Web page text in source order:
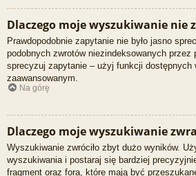
Dlaczego moje wyszukiwanie nie
Prawdopodobnie zapytanie nie było jasno
podobnych zwrotów niezindeksowanych przez
sprecyzuj zapytanie – użyj funkcji dostępnych
zaawansowanym.
Na górę
Dlaczego moje wyszukiwanie
Wyszukiwanie zwróciło zbyt dużo wyników.
wyszukiwania i postaraj się bardziej
fragment oraz fora, które mają być